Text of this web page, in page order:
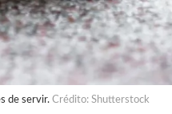
de servir. Crédito: Shutterstock